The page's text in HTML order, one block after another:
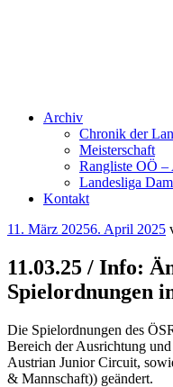
Archiv
Chronik der
Meisterschaft
Rangliste OÖ
Landesliga
Kontakt
Veröffentlicht
11. März 20256. April 2025
11.03.25 / Info:
Spielordnungen
Die Spielordnungen des
Bereich der Ausrichtung
Austrian Junior Circuit,
& Mannschaft)) geändert.